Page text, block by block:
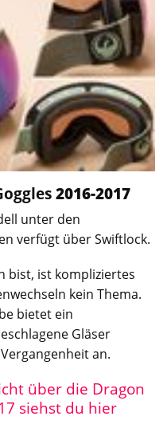
2016-2017
unter den
verfügt über Swiftlock.
bist, ist kompliziertes
kein Thema.
bietet ein
Gläser
an.
über die Dragon
siehst du hier